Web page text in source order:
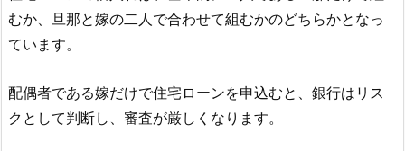
むか、旦那と嫁の二人で合わせて組むかのどちらかとなっ
ています。
配偶者である嫁だけで住宅ローンを申込むと、銀行はリス
クとして判断し、審査が厳しくなります。